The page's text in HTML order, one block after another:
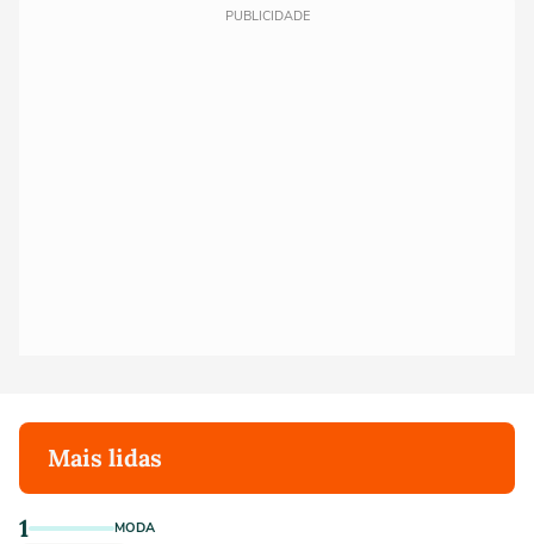
PUBLICIDADE
Mais lidas
1 MODA